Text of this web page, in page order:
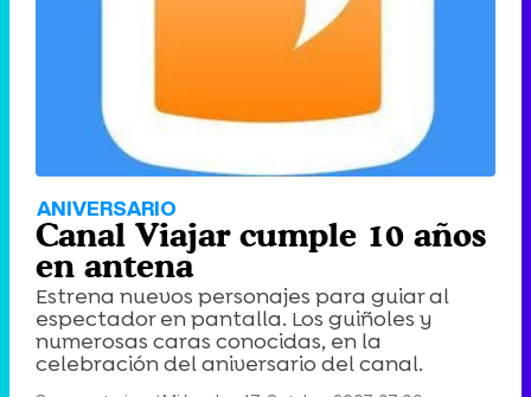
ANIVERSARIO
Canal Viajar cumple 10 años
en antena
Estrena nuevos personajes para guiar al
espectador en pantalla. Los guiñoles y
numerosas caras conocidas, en la
celebración del aniversario del canal.